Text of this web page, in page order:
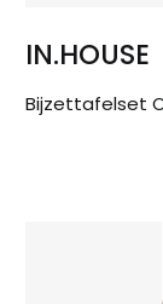
IN.HOUSE
Bijzettafelset